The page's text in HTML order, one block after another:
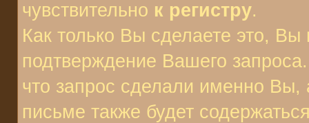
чувствительно к регистру.
Как только Вы сделаете это,
подтверждение Вашего
что запрос сделали именно
письме также будет